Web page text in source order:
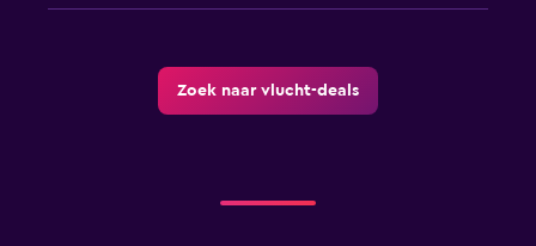
Zoek naar vlucht-deals